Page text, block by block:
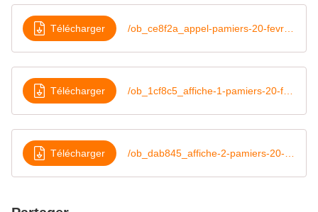
Télécharger
Télécharger
Télécharger